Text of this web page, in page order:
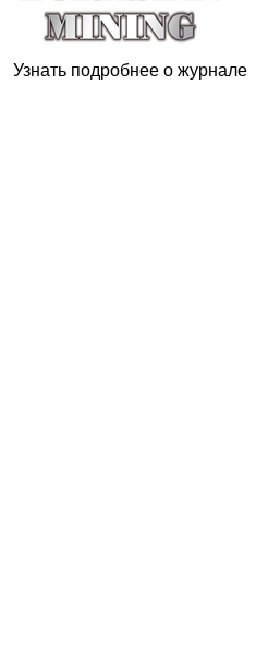
Узнать подробнее о журнале